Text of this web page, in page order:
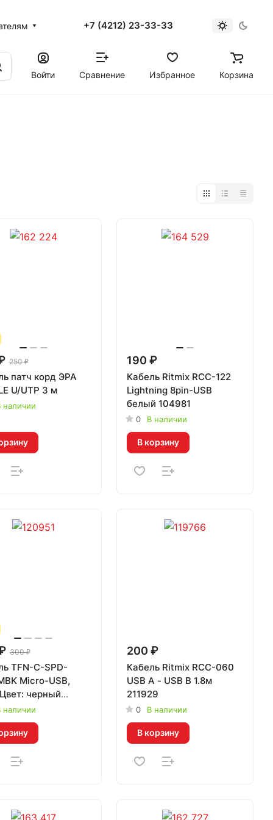
+7 (4212) 23-33-33
Войти
Сравнение Избранное Корзина
250 ₽
патч корд ЭРА
U/UTP 3 м
наличии
190 ₽
Кабель Ritmix RCC-122
Lightning 8pin-USB
белый 104981
0 В наличии
В корзину
300 ₽
TFN-C-SPD-
Micro-USB,
черный
наличии
200 ₽
Кабель Ritmix RCC-060
USB A - USB B 1.8м
211929
0 В наличии
В корзину